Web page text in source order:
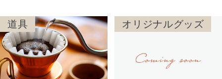
道具 オリジナルグッズ